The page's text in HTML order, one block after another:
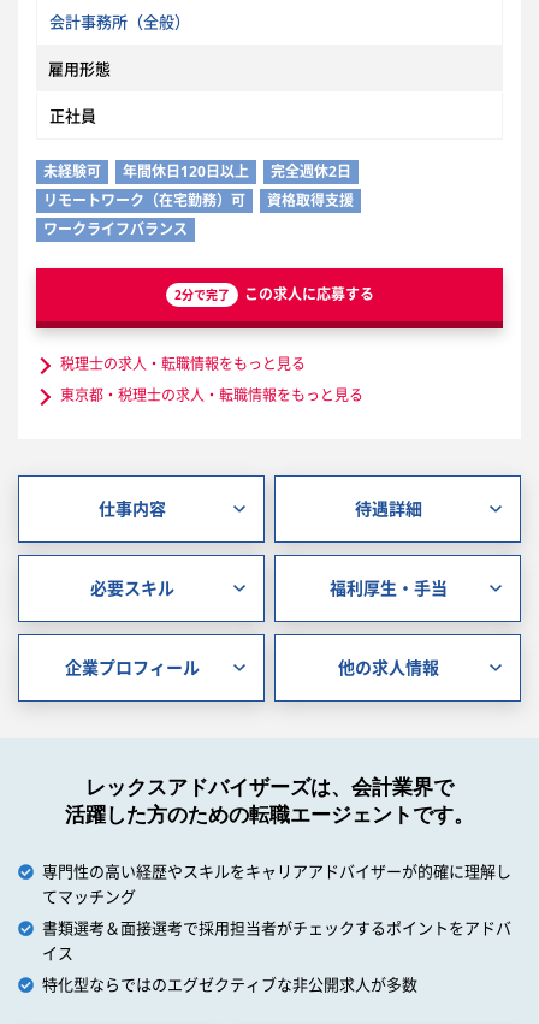
会計事務所（全般）
雇用形態
正社員
未経験可 年間休日120日以上
完全週休2日
リモートワーク（在宅勤務）可
資格取得支援
ワークライフバランス
2分で完了 この求人に応募する
税理士の求人・転職情報をもっと見る
東京都・税理士の求人・転職情報をもっと見る
仕事内容 待遇詳細
必要スキル 福利厚生・手当
企業プロフィール 他の求人情報
レックスアドバイザーズは、会計業界で
活躍した方のための転職エージェントです。
専門性の高い経歴やスキルをキャリアアドバイザーが的確に理解し
てマッチング
書類選考＆面接選考で採用担当者がチェックするポイントをアドバ
イス
特化型ならではのエグゼクティブな非公開求人が多数